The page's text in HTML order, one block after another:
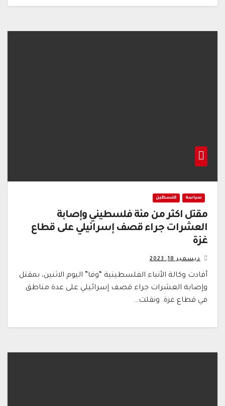
سياسة فلسطين
مقتل اكثر من مئة فلسطيني وإصابة
العشرات جراء قصف إسرائيلي على قطاع
غزة
ديسمبر 18, 2023
أفادت وكالة الأنباء الفلسطينية “وفا” اليوم الاثنين، بمقتل
وإصابة العشرات جراء قصف إسرائيلي على عدة مناطق
في قطاع غزة. ونقلت…